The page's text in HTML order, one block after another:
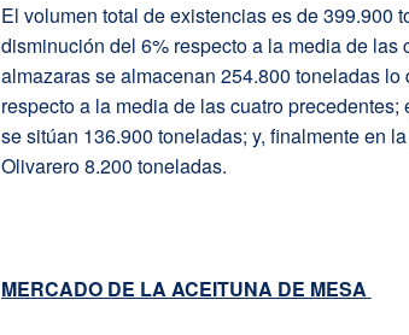
El volumen total de existencias es de 399.900
disminución del 6% respecto a la media de las
almazaras se almacenan 254.800 toneladas
respecto a la media de las cuatro
se sitúan 136.900 toneladas; y, finalmente en la
Olivarero 8.200 toneladas.
MERCADO DE LA ACEITUNA DE MESA